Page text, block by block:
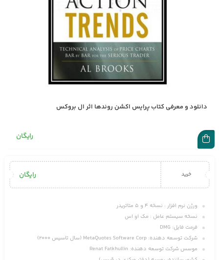
دانلود و معرفی کتاب پرایس اکشن روندها اثر ال بروکس
رایگان
خرید رایگان
ورژن نرم افزار : نسخه ۴ و ۵ متاتریدر
نسخه سیستم عامل : مک او اس
فرمت فایل: DMG
شرکت توسعه دهنده: MetaQuotes Software Corp (سال تاسیس ۲۰۰۰)
موسس شرکت توسعه دهنده: Renat Fatkhullin